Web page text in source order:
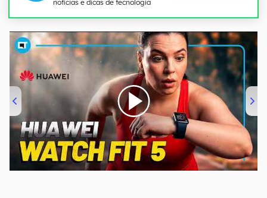
notícias e dicas de tecnologia
00:00/04:51